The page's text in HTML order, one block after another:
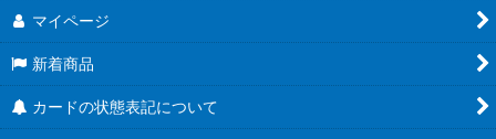
マイページ
新着商品
カードの状態表記について